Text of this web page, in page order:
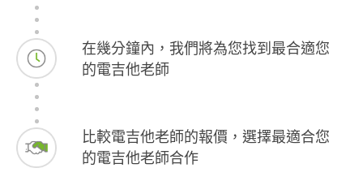
在幾分鐘內，我們將為您找到最合適您
的電吉他老師
比較電吉他老師的報價，選擇最適合您
的電吉他老師合作